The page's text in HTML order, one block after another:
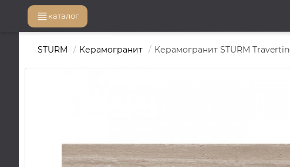
каталог
STURM Керамогранит Керамогранит STURM